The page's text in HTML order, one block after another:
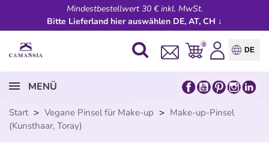
Mindestbestellwert 30 € inkl. MwSt.
Bitte Lieferland hier auswählen DE, AT, CH ↓
0
DE
MENÜ
Start > Vegane Pinsel für Make-up > Make-up-Pinsel
(Kunsthaar, Toray)